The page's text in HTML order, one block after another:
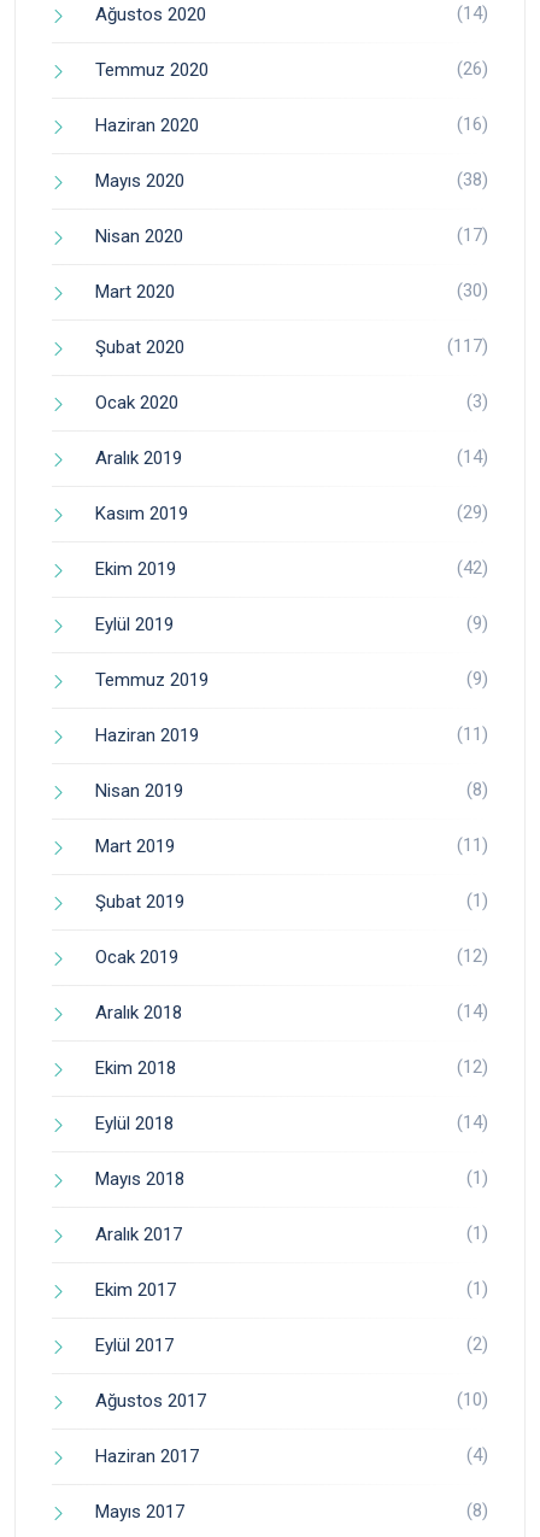
Ağustos 2020 (14)
Temmuz 2020 (26)
Haziran 2020 (16)
Mayıs 2020 (38)
Nisan 2020 (17)
Mart 2020 (30)
Şubat 2020 (117)
Ocak 2020 (3)
Aralık 2019 (14)
Kasım 2019 (29)
Ekim 2019 (42)
Eylül 2019 (9)
Temmuz 2019 (9)
Haziran 2019 (11)
Nisan 2019 (8)
Mart 2019 (11)
Şubat 2019 (1)
Ocak 2019 (12)
Aralık 2018 (14)
Ekim 2018 (12)
Eylül 2018 (14)
Mayıs 2018 (1)
Aralık 2017 (1)
Ekim 2017 (1)
Eylül 2017 (2)
Ağustos 2017 (10)
Haziran 2017 (4)
Mayıs 2017 (8)